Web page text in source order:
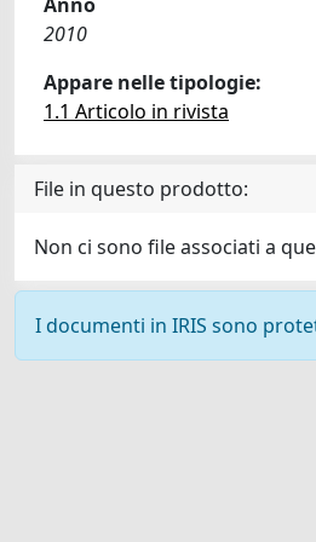
2010
Appare nelle tipologie:
1.1 Articolo in rivista
File in questo prodotto:
Non ci sono file associati a
I documenti in IRIS sono